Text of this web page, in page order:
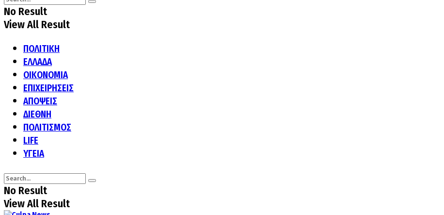
No Result
View All Result
ΠΟΛΙΤΙΚΗ
ΕΛΛΑΔΑ
ΟΙΚΟΝΟΜΙΑ
ΕΠΙΧΕΙΡΗΣΕΙΣ
ΑΠΟΨΕΙΣ
ΔΙΕΘΝΗ
ΠΟΛΙΤΙΣΜΟΣ
LIFE
ΥΓΕΙΑ
No Result
View All Result